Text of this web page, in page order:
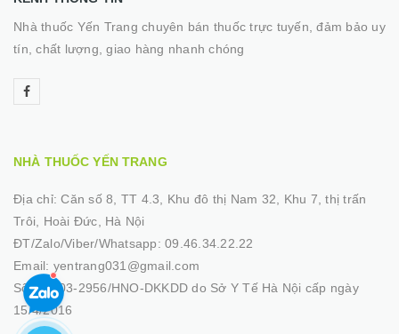
Nhà thuốc Yến Trang chuyên bán thuốc trực tuyến, đảm bảo uy
tín, chất lượng, giao hàng nhanh chóng
NHÀ THUỐC YẾN TRANG
Địa chỉ:Căn số 8, TT 4.3, Khu đô thị Nam 32, Khu 7, thị trấn
Trôi, Hoài Đức, Hà Nội
ĐT/Zalo/Viber/Whatsapp: 09.46.34.22.22
Email: yentrang031@gmail.com
Số GP:03-2956/HNO-DKKDD do Sở Y Tế Hà Nội cấp ngày
15/4/2016